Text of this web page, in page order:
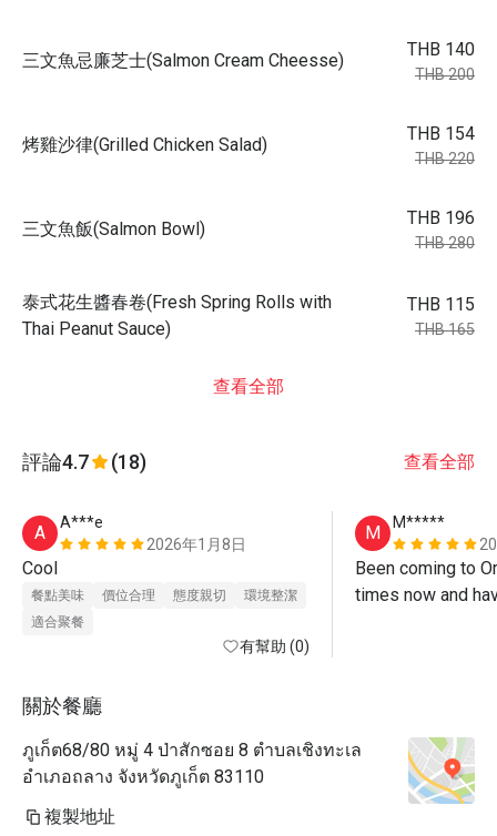
三文魚忌廉芝士(Salmon Cream Cheesse)
THB 140
THB 200
烤雞沙律(Grilled Chicken Salad)
THB 154
THB 220
三文魚飯(Salmon Bowl)
THB 196
THB 280
泰式花生醬春卷(Fresh Spring Rolls with
Thai Peanut Sauce)
THB 115
THB 165
查看全部
評論4.7 (18) 查看全部
A
A***e
2026年1月8日
Cool
餐點美味 價位合理 態度親切
環境整潔
適合聚餐
有幫助 (0)
M
M*****
Been coming to
times now and
關於餐廳
ภูเก็ต68/80 หมู่ 4 ป่าสักซอย 8 ตำบลเชิงทะเล
อำเภอถลาง จังหวัดภูเก็ต 83110
複製地址